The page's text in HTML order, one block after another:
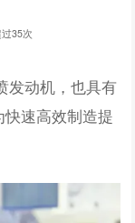
35次
发动机，也具有
速高效制造提